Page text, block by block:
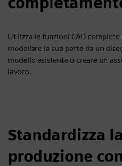
Utilizza le funzioni CAD
modellare la sua parte da un
modello esistente o creare un
lavoro.
Standardizza la
produzione